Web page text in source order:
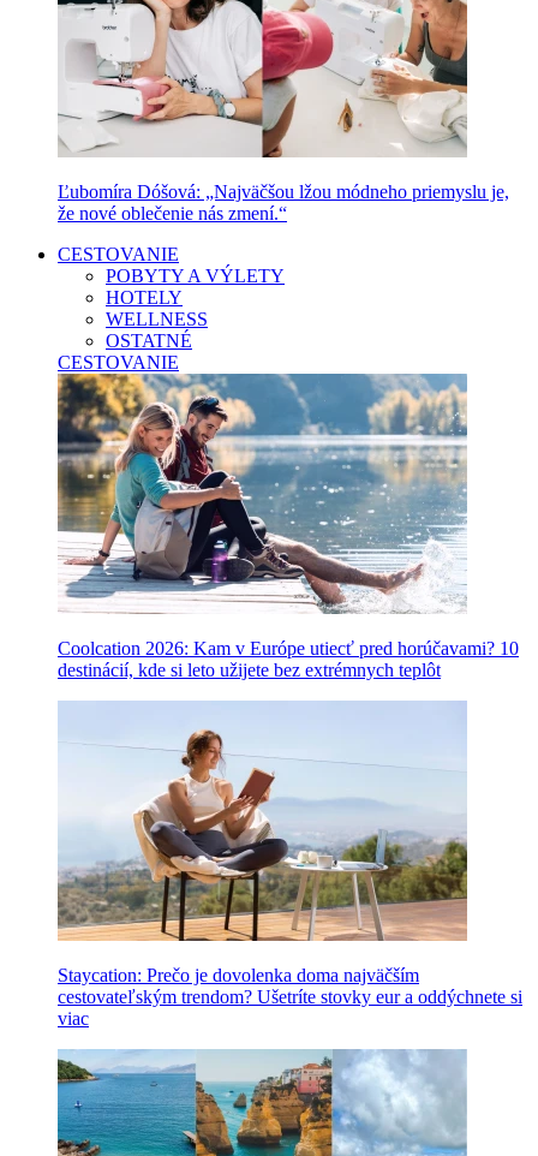
Ľubomíra Dóšová: „Najväčšou lžou módneho priemyslu je,
že nové oblečenie nás zmení.“
CESTOVANIE
POBYTY A VÝLETY
HOTELY
WELLNESS
OSTATNÉ
CESTOVANIE
Coolcation 2026: Kam v Európe utiecť pred horúčavami? 10
destinácií, kde si leto užijete bez extrémnych teplôt
Staycation: Prečo je dovolenka doma najväčším
cestovateľským trendom? Ušetríte stovky eur a oddýchnete si
viac